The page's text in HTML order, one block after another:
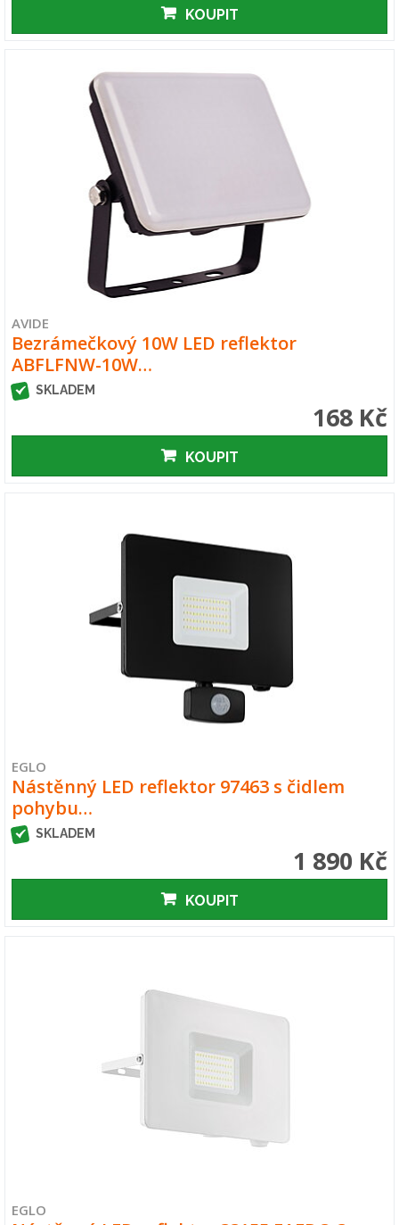
KOUPIT
AVIDE
Bezrámečkový 10W LED reflektor
ABFLFNW-10W…
SKLADEM
168 Kč
KOUPIT
EGLO
Nástěnný LED reflektor 97463 s čidlem
pohybu…
SKLADEM
1 890 Kč
KOUPIT
EGLO